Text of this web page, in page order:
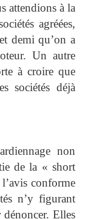
attendions à la
agréées,
demi qu’on a
Un autre
à croire que
sociétés déjà
non
de la « short
conforme
n’y figurant
Elles